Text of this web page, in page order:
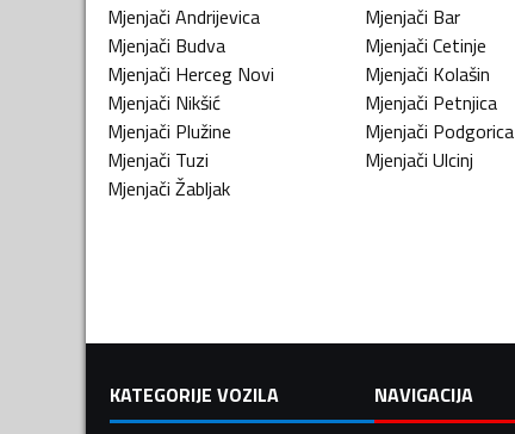
Mjenjači Andrijevica Mjenjači Bar
Mjenjači Budva Mjenjači Cetinje
Mjenjači Herceg Novi Mjenjači Kolašin
Mjenjači Nikšić Mjenjači Petnjica
Mjenjači Plužine Mjenjači Podgorica
Mjenjači Tuzi Mjenjači Ulcinj
Mjenjači Žabljak
KATEGORIJE VOZILA
NAVIGACIJA